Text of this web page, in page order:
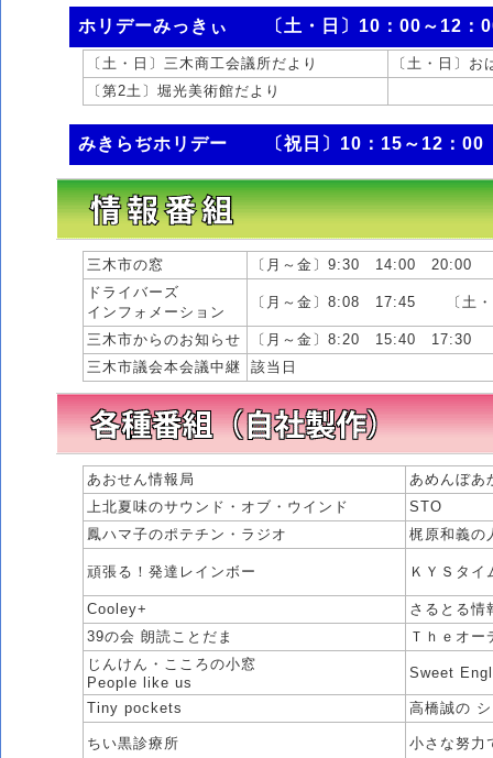
ホリデーみっきぃ 〔土・日〕10：00～12：
〔土・日〕三木商工会議所だより
〔土・日〕
〔第2土〕堀光美術館だより
みきらぢホリデー 〔祝日〕10：15～12：00
三木市の窓
〔月～金〕9:30 14:00 20:00
ドライバーズ
インフォメーション
〔月～金〕8:08 17:45 〔土・
三木市からのお知らせ
〔月～金〕8:20 15:40 17:30
三木市議会本会議中継
該当日
あおせん情報局
あめんぼあ
上北夏味のサウンド・オブ・ウインド
STO
鳳ハマ子のポテチン・ラジオ
梶原和義
頑張る！発達レインボー ＫＹＳタイ
Cooley+
さるとる情
39の会 朗読ことだま
Ｔｈｅオー
じんけん・こころの小窓
People like us
Sweet
Tiny pockets 高橋誠の
ちい黒診療所 小さな努力